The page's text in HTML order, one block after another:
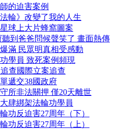
的迫害案例
輪》改變了我的人生
球上大片蜂窩圖案
到爸爸問候聲笑了 畫面熱傳
滿 民眾明真相受感動
學員 致死案例頻現
查國際立案追查
遞交38國政府
所非法關押 僅20天離世
肆綁架法輪功學員
功反迫害27周年（下）
功反迫害27周年（上）